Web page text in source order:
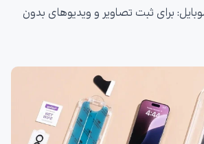
برای ثبت تصاویر و ویدیوهای بدون